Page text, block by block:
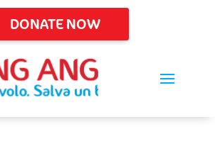
DONATE NOW